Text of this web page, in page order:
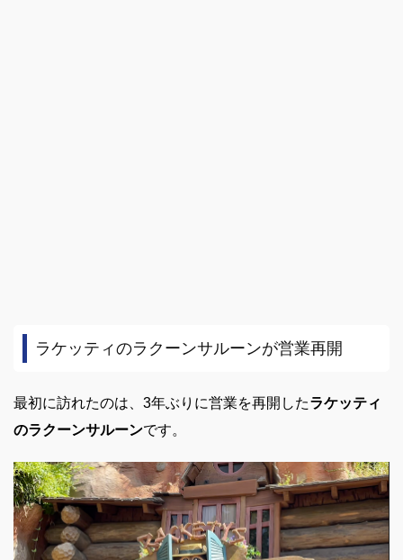
ラケッティのラクーンサルーンが営業再開
最初に訪れたのは、3年ぶりに営業を再開したラケッティ
のラクーンサルーンです。